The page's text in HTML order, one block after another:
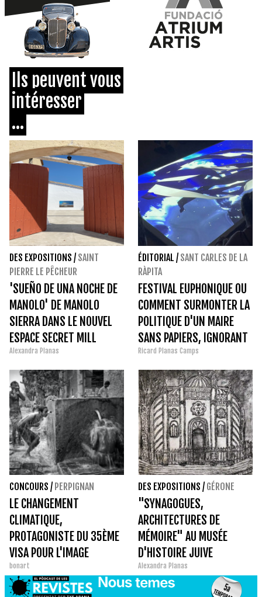
Ils peuvent vous
intéresser
...
DES EXPOSITIONS / SAINT
PIERRE LE PÊCHEUR
'SUEÑO DE UNA NOCHE DE
MANOLO' DE MANOLO
SIERRA DANS LE NOUVEL
ESPACE SECRET MILL
Alexandra Planas
ÉDITORIAL / SANT CARLES DE LA
RÀPITA
FESTIVAL EUPHONIQUE OU
COMMENT SURMONTER LA
POLITIQUE D'UN MAIRE
SANS PAPIERS, IGNORANT
ET POPULISTE
Ricard Planas Camps
CONCOURS / PERPIGNAN
LE CHANGEMENT
CLIMATIQUE,
PROTAGONISTE DU 35ÈME
VISA POUR L'IMAGE
bonart
DES EXPOSITIONS / GÉRONE
"SYNAGOGUES,
ARCHITECTURES DE
MÉMOIRE" AU MUSÉE
D'HISTOIRE JUIVE
Alexandra Planas